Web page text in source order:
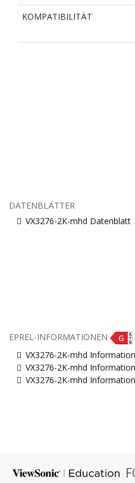
KOMPATIBILITÄT
DATENBLÄTTER
VX3276-2K-mhd Datenblatt
EPREL-INFORMATIONEN
VX3276-2K-mhd
VX3276-2K-mhd
VX3276-2K-mhd